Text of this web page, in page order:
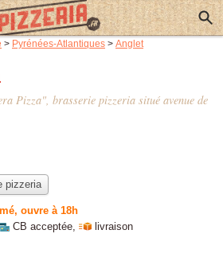
> Pyrénées-Atlantiques > Anglet
Pizza", brasserie pizzeria situé avenue de
pizzeria
ouvre à 18h
CB acceptée,
livraison